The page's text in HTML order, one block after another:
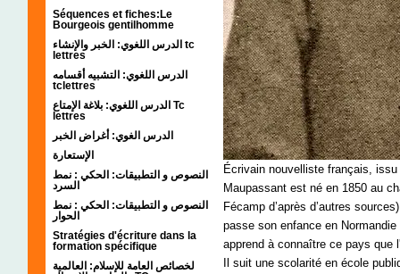
Séquences et fiches:Le
Bourgeois gentilhomme
الدرس اللغوي: الخبر والإنشاء tc
lettres
الدرس اللغوي: التشبيه أقسامه
tclettres
الدرس اللغوي: بلاغة الإمتاع Tc
lettres
الدرس الغوي: أغراض الخبر
الإستعارة
النصوص و التطبيقات: الحكي : نمط
السرد
النصوص و التطبيقات: الحكي : نمط
الحوار
Stratégies d'écriture dans la
formation spécifique
لخصائص العامة للإسلام: العالمية
Écrivain nouvelliste français,
Maupassant est né en 1850 au
Fécamp d’après d’autres
passe son enfance en
apprend à connaître ce pays que
Il suit une scolarité en école